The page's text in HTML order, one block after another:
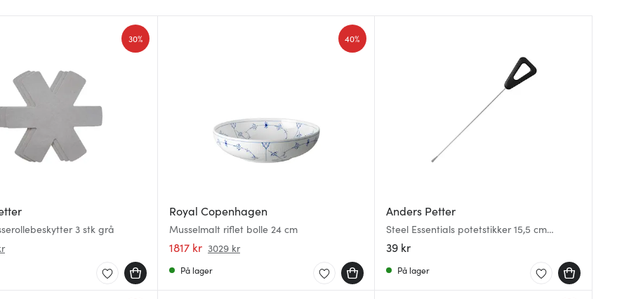
3 stk grå
30%
Royal Copenhagen
Musselmalt riflet bolle 24 cm
1817 kr 3029 kr
40%
På lager
Anders Petter
Steel Essentials potetstikker 15,5 cm
stål/svart
39 kr
På lager